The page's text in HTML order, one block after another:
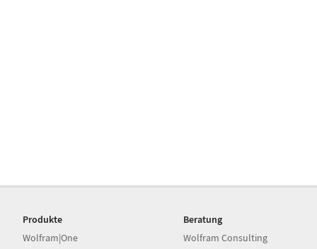
Produkte
Wolfram|One
Beratung
Wolfram Consulting